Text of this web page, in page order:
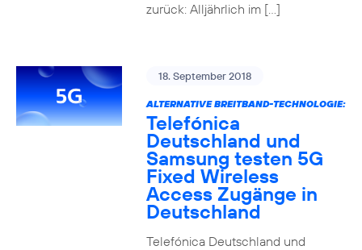
zurück: Alljährlich im […]
18. September 2018
ALTERNATIVE BREITBAND-TECHNOLOGIE:
Telefónica
Deutschland und
Samsung testen 5G
Fixed Wireless
Access Zugänge in
Deutschland
Telefónica Deutschland und